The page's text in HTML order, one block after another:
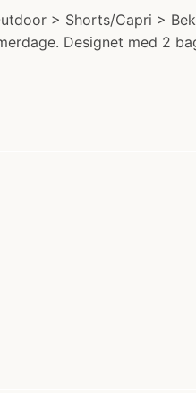
> Shorts/Capri >
Designet med 2